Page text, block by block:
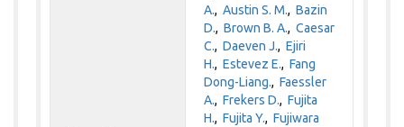
A.,Austin S. M.,Bazin
D.,Brown B. A.,Caesar
C.,Daeven J.,Ejiri
H.,Estevez E.,Fang
Dong-Liang.,Faessler
A.,Frekers D.,Fujita
H.,Fujita Y.,Fujiwara